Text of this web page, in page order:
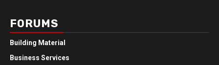
FORUMS
Building Material
Business Services